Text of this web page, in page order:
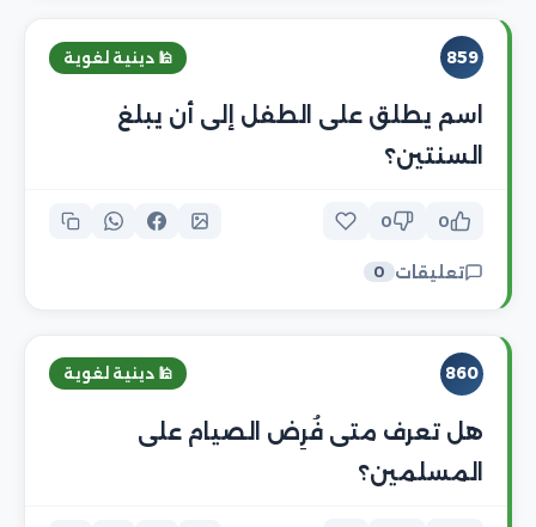
859 🕌 دينية لغوية
اسم يطلق على الطفل إلى أن يبلغ
السنتين؟
0
0
تعليقات 0
860 🕌 دينية لغوية
هل تعرف متى فُرِض الصيام على
المسلمين؟